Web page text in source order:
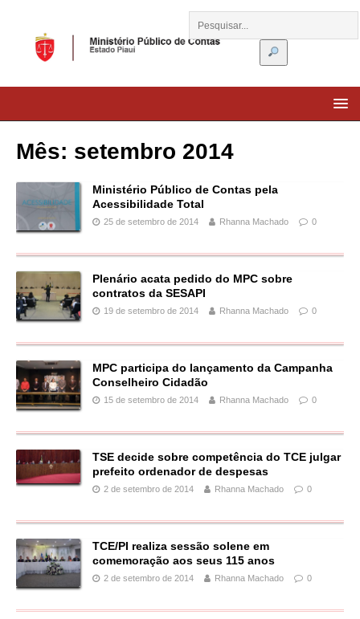
Mês: setembro 2014
Ministério Público de Contas pela
Acessibilidade Total
25 de setembro de 2014 Rhanna Machado 0
Plenário acata pedido do MPC sobre
contratos da SESAPI
19 de setembro de 2014 Rhanna Machado 0
MPC participa do lançamento da Campanha
Conselheiro Cidadão
15 de setembro de 2014 Rhanna Machado 0
TSE decide sobre competência do TCE julgar
prefeito ordenador de despesas
2 de setembro de 2014 Rhanna Machado 0
TCE/PI realiza sessão solene em
comemoração aos seus 115 anos
2 de setembro de 2014 Rhanna Machado 0